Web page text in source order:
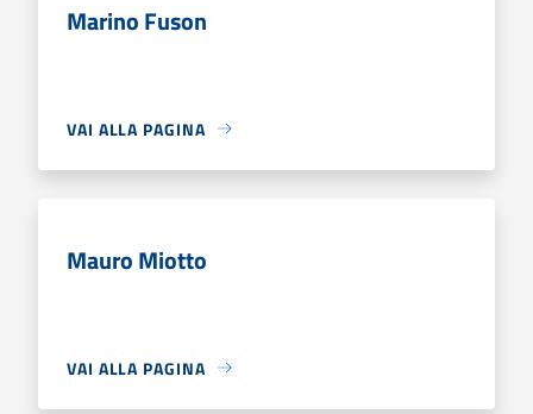
Marino Fuson
VAI ALLA PAGINA
Mauro Miotto
VAI ALLA PAGINA